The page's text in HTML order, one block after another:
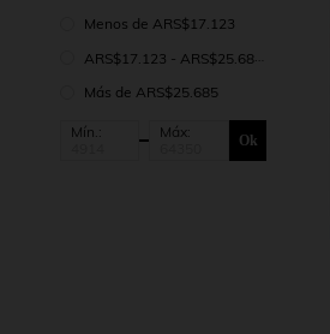
Menos de ARS$17.123
ARS$17.123 - ARS$25.685
Más de ARS$25.685
Mín.: Máx: Ok